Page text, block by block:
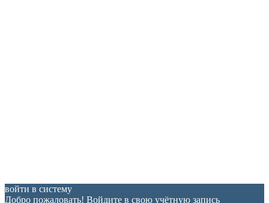
войти в систему
Добро пожаловать! Войдите в свою учётную запись